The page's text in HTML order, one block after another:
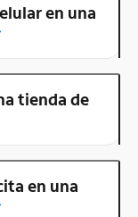
en una
tienda de
en una